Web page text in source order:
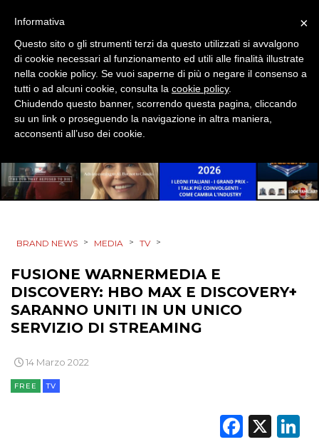
STRATEGIE
CINEMA
EDITORIA
RADIO / AUDIO
TV
DATI
BRAND NEWS > MEDIA > TV >
FUSIONE WARNERMEDIA E
DISCOVERY: HBO MAX E DISCOVERY+
SARANNO UNITI IN UN UNICO
SERVIZIO DI STREAMING
14 Marzo 2022
FREE TV
X
×
Informativa
Questo sito o gli strumenti terzi da questo utilizzati si avvalgono
di cookie necessari al funzionamento ed utili alle finalità illustrate
nella cookie policy. Se vuoi saperne di più o negare il consenso a
tutti o ad alcuni cookie, consulta la cookie policy.
Chiudendo questo banner, scorrendo questa pagina, cliccando
su un link o proseguendo la navigazione in altra maniera,
acconsenti all’uso dei cookie.